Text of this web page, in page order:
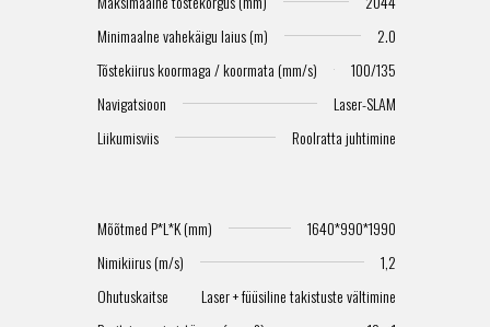
Minimaalne vahekäigu laius (m)
2.0
Tõstekiirus koormaga / koormata (mm/s)
100/135
Navigatsioon
Laser-SLAM
Liikumisviis
Roolratta juhtimine
Mõõtmed P*L*K (mm)
1640*990*1990
Nimikiirus (m/s)
1,2
Ohutuskaitse
Laser + füüsiline takistuste vältimine